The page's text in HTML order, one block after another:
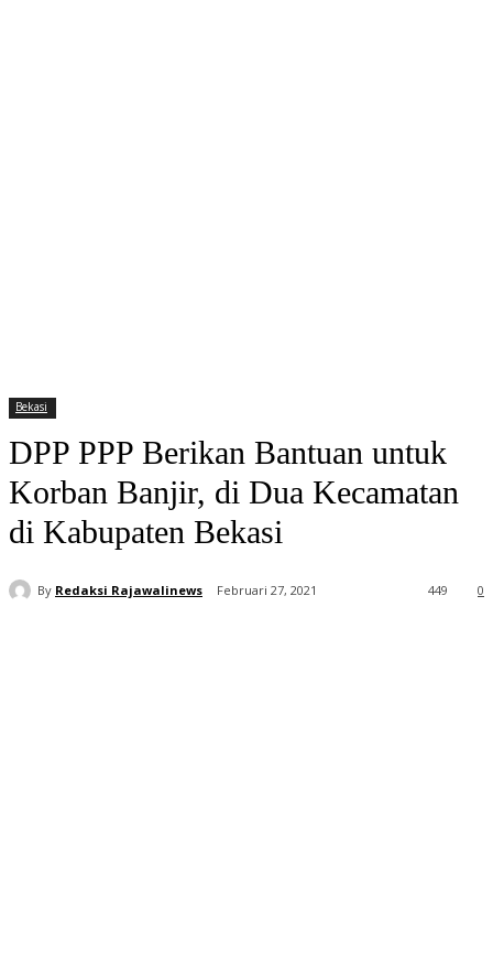
Bekasi
DPP PPP Berikan Bantuan untuk
Korban Banjir, di Dua Kecamatan
di Kabupaten Bekasi
By Redaksi Rajawalinews Februari 27, 2021 0
449